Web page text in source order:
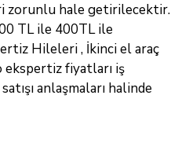
zorunlu hale getirilecektir.
TL ile 400TL ile
Hileleri , İkinci el araç
fiyatları iş
anlaşmaları halinde